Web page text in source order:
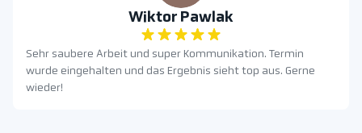
Wiktor Pawlak
Sehr saubere Arbeit und super Kommunikation. Termin
wurde eingehalten und das Ergebnis sieht top aus. Gerne
wieder!